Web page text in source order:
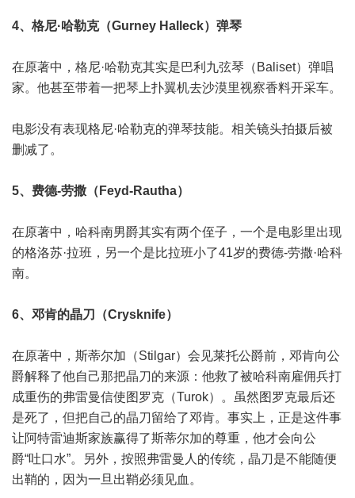
4、格尼·哈勒克（Gurney Halleck）弹琴
在原著中，格尼·哈勒克其实是巴利九弦琴（Baliset）弹唱
家。他甚至带着一把琴上扑翼机去沙漠里视察香料开采车。
电影没有表现格尼·哈勒克的弹琴技能。相关镜头拍摄后被
删减了。
5、费德-劳撒（Feyd-Rautha）
在原著中，哈科南男爵其实有两个侄子，一个是电影里出现
的格洛苏·拉班，另一个是比拉班小了41岁的费德-劳撒·哈科
南。
6、邓肯的晶刀（Crysknife）
在原著中，斯蒂尔加（Stilgar）会见莱托公爵前，邓肯向公
爵解释了他自己那把晶刀的来源：他救了被哈科南雇佣兵打
成重伤的弗雷曼信使图罗克（Turok）。虽然图罗克最后还
是死了，但把自己的晶刀留给了邓肯。事实上，正是这件事
让阿特雷迪斯家族赢得了斯蒂尔加的尊重，他才会向公
爵“吐口水”。另外，按照弗雷曼人的传统，晶刀是不能随便
出鞘的，因为一旦出鞘必须见血。